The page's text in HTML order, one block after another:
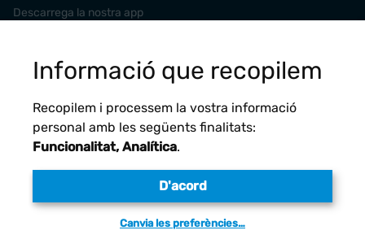
Descarrega la nostra app
Avís legal
Informació que recopilem
Recopilem i processem la vostra informació
personal amb les següents finalitats:
Funcionalitat, Analítica.
D'acord
Canvia les preferències…